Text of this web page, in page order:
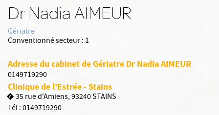
Dr Nadia AIMEUR
Gériatre
Conventionné secteur : 1
Adresse du cabinet de Gériatre Dr Nadia AIMEUR
0149719290
Clinique de l'Estrée - Stains
35 rue d'Amiens, 93240 STAINS
Tél :0149719290